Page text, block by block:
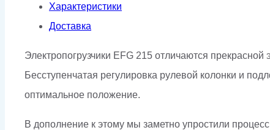
Характеристики
Доставка
Электропогрузчики EFG 215 отличаются
Бесступенчатая регулировка рулевой колонки и
оптимальное положение.
В дополнение к этому мы заметно упростили